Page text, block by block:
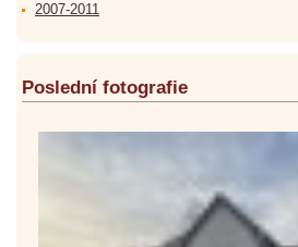
2007-2011
Poslední fotografie